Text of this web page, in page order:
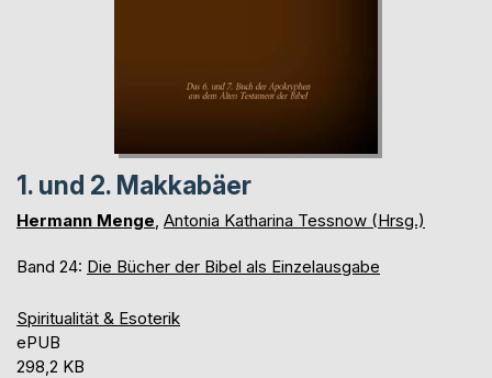
1. und 2. Makkabäer
Hermann Menge Antonia Katharina Tessnow (Hrsg.)
Band 24: Die Bücher der Bibel als Einzelausgabe
Spiritualität & Esoterik
ePUB
298,2 KB